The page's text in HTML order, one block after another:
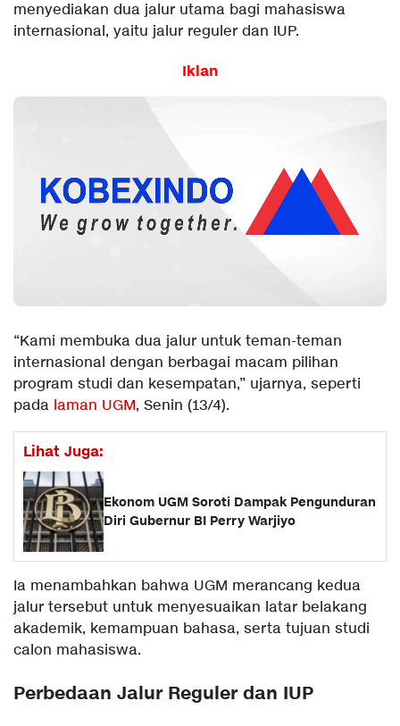
menyediakan dua jalur utama bagi mahasiswa
internasional, yaitu jalur reguler dan IUP.
Iklan
“Kami membuka dua jalur untuk teman-teman
internasional dengan berbagai macam pilihan
program studi dan kesempatan,” ujarnya, seperti
pada laman UGM, Senin (13/4).
Lihat Juga:
Ekonom UGM Soroti Dampak Pengunduran
Diri Gubernur BI Perry Warjiyo
Ia menambahkan bahwa UGM merancang kedua
jalur tersebut untuk menyesuaikan latar belakang
akademik, kemampuan bahasa, serta tujuan studi
calon mahasiswa.
Perbedaan Jalur Reguler dan IUP